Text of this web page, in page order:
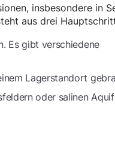
insbesondere in
aus drei
Es gibt verschiedene
Lagerstandort
oder salinen